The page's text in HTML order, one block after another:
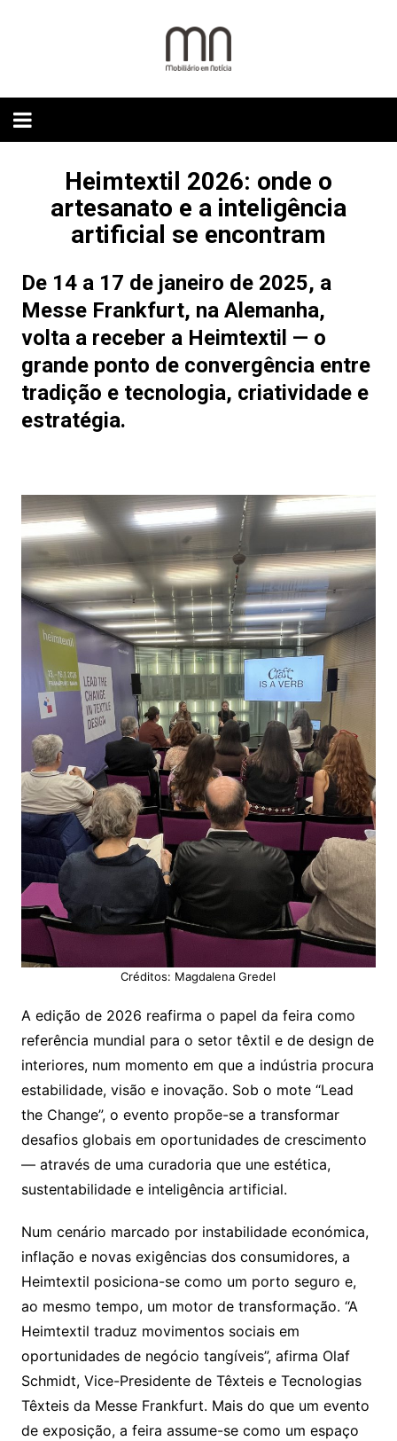
Heimtextil 2026: onde o
artesanato e a inteligência
artificial se encontram
De 14 a 17 de janeiro de 2025, a
Messe Frankfurt, na Alemanha,
volta a receber a Heimtextil — o
grande ponto de convergência entre
tradição e tecnologia, criatividade e
estratégia.
Créditos: Magdalena Gredel
A edição de 2026 reafirma o papel da feira como
referência mundial para o setor têxtil e de design de
interiores, num momento em que a indústria procura
estabilidade, visão e inovação. Sob o mote “Lead
the Change”, o evento propõe-se a transformar
desafios globais em oportunidades de crescimento
— através de uma curadoria que une estética,
sustentabilidade e inteligência artificial.
Num cenário marcado por instabilidade económica,
inflação e novas exigências dos consumidores, a
Heimtextil posiciona-se como um porto seguro e,
ao mesmo tempo, um motor de transformação. “A
Heimtextil traduz movimentos sociais em
oportunidades de negócio tangíveis”, afirma Olaf
Schmidt, Vice-Presidente de Têxteis e Tecnologias
Têxteis da Messe Frankfurt. Mais do que um evento
de exposição, a feira assume-se como um espaço